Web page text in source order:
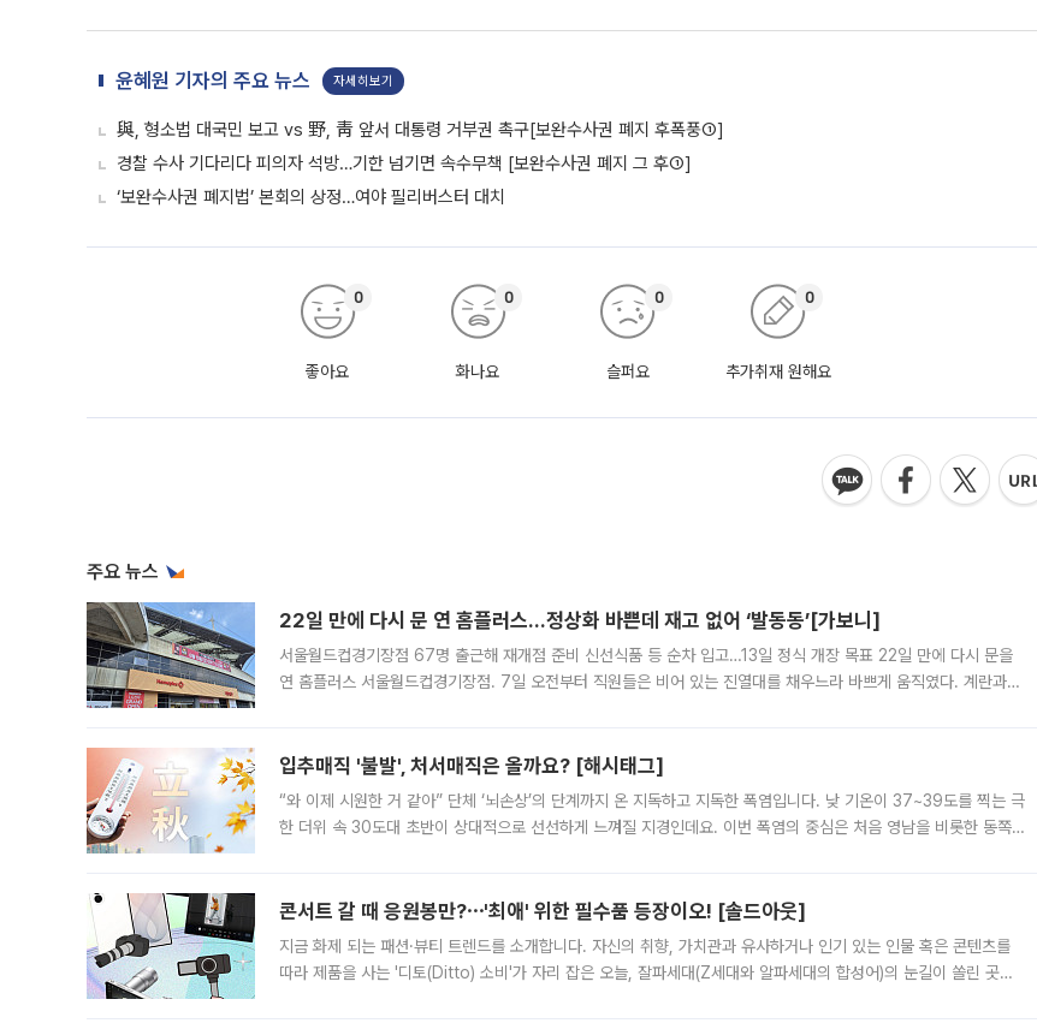
윤혜원 기자의 주요 뉴스 자세히보기
與, 형소법 대국민 보고 vs 野, 靑 앞서 대통령 거부권 촉구[보완수사권 폐지 후폭풍①]
경찰 수사 기다리다 피의자 석방…기한 넘기면 속수무책 [보완수사권 폐지 그 후①]
‘보완수사권 폐지법’ 본회의 상정…여야 필리버스터 대치
좋아요
0
화나요
0
슬퍼요
0
추가취재 원해요
0
주요 뉴스
22일 만에 다시 문 연 홈플러스…정상화 바쁜데 재고 없어 ‘발동동’[가보니]
서울월드컵경기장점 67명 출근해 재개점 준비 신선식품 등 순차 입고…13일 정식 개장 목표 22일 만에 다시 문을
연 홈플러스 서울월드컵경기장점. 7일 오전부터 직원들은 비어 있는 진열대를 채우느라 바쁘게 움직였다. 계란과
입추매직 '불발', 처서매직은 올까요? [해시태그]
“와 이제 시원한 거 같아” 단체 ‘뇌손상’의 단계까지 온 지독하고 지독한 폭염입니다. 낮 기온이 37~39도를 찍는 극
한 더위 속 30도대 초반이 상대적으로 선선하게 느껴질 지경인데요. 이번 폭염의 중심은 처음 영남을 비롯한 동쪽
콘서트 갈 때 응원봉만?⋯'최애' 위한 필수품 등장이오! [솔드아웃]
지금 화제 되는 패션·뷰티 트렌드를 소개합니다. 자신의 취향, 가치관과 유사하거나 인기 있는 인물 혹은 콘텐츠를
따라 제품을 사는 '디토(Ditto) 소비'가 자리 잡은 오늘, 잘파세대(Z세대와 알파세대의 합성어)의 눈길이 쏠린 곳은